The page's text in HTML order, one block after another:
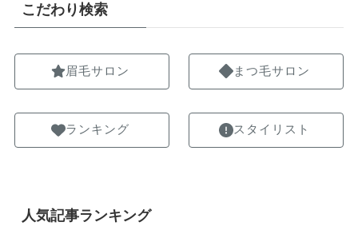
こだわり検索
眉毛サロン
ランキング
まつ毛サロン
スタイリスト
人気記事ランキング